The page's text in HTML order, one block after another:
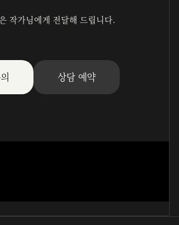
작가님에게 전달해 드립니다.
상담 예약